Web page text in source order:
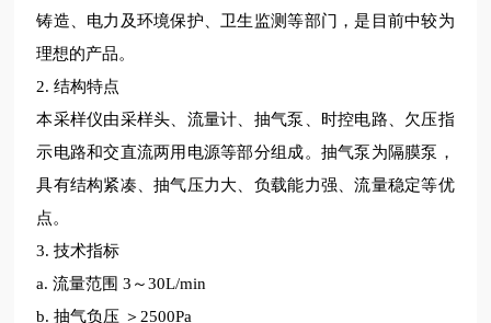
铸造、电力及环境保护、卫生监测等部门，是目前中较为
理想的产品。
2. 结构特点
本采样仪由采样头、流量计、抽气泵、时控电路、欠压指
示电路和交直流两用电源等部分组成。抽气泵为隔膜泵，
具有结构紧凑、抽气压力大、负载能力强、流量稳定等优
点。
3.技术指标
a. 流量范围 3～30L/min
b. 抽气负压 ＞2500Pa